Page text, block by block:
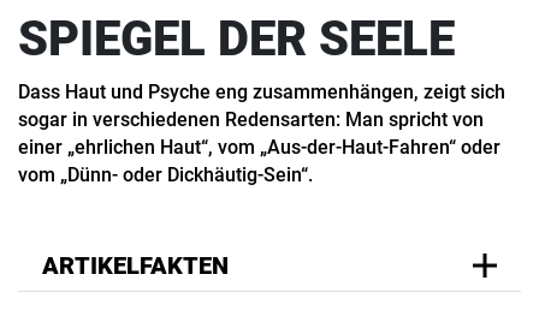
SPIEGEL DER SEELE
Dass Haut und Psyche eng zusammenhängen, zeigt sich
sogar in verschiedenen Redensarten: Man spricht von
einer „ehrlichen Haut“, vom „Aus-der-Haut-Fahren“ oder
vom „Dünn- oder Dickhäutig-Sein“.
ARTIKELFAKTEN